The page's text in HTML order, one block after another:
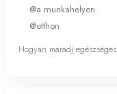
@a munkahelyen
@otthon
Hogyan maradj egészséges